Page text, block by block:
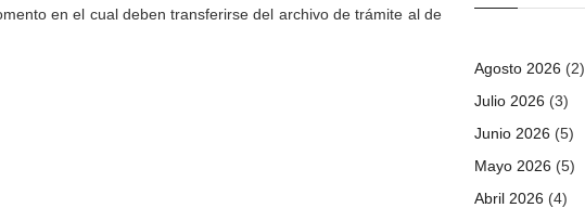
en el cual deben transferirse del archivo de trámite al de
Agosto 2026 (2)
Julio 2026 (3)
Junio 2026 (5)
Mayo 2026 (5)
Abril 2026 (4)